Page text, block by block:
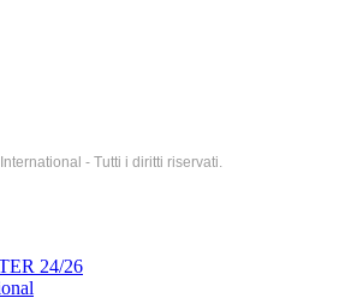
- Tutti i diritti riservati.
24/26